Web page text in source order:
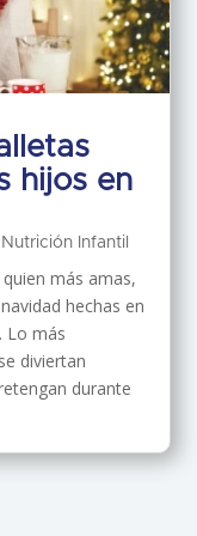
hijos en
Nutrición Infantil
más amas,
hechas en
Lo más
diviertan
durante